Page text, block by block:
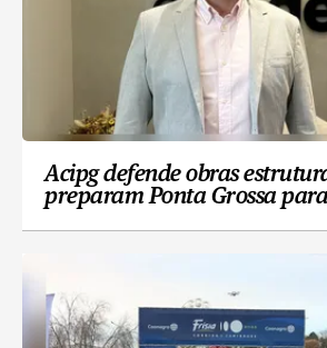
Acipg defende obras
preparam Ponta Grossa